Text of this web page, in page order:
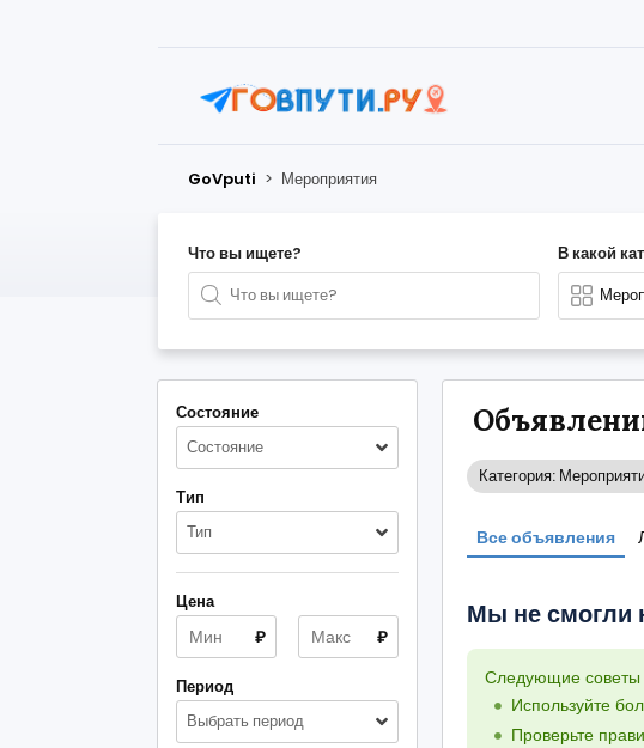
GoVputi > Мероприятия
Что вы ищете? В какой
Состояние
Состояние
Тип
Тип
Цена
₽ ₽
Период
Выбрать период
Категория:
Все объявления
Мы не смогли
Следующие советы
Используйте
Проверьте